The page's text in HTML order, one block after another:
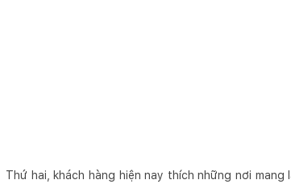
Thứ hai, khách hàng hiện nay thích những nơi